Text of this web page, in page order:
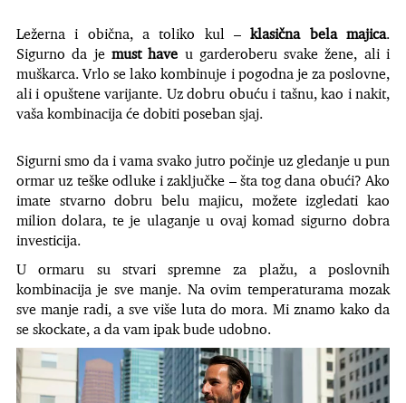
Ležerna i obična, a toliko kul –klasična bela majica.
Sigurno da je must have u garderoberu svake žene, ali i
muškarca. Vrlo se lako kombinuje i pogodna je za poslovne,
ali i opuštene varijante. Uz dobru obuću i tašnu, kao i nakit,
vaša kombinacija će dobiti poseban sjaj.
Sigurni smo da i vama svako jutro počinje uz gledanje u pun
ormar uz teške odluke i zaključke – šta tog dana obući? Ako
imate stvarno dobru belu majicu, možete izgledati kao
milion dolara, te je ulaganje u ovaj komad sigurno dobra
investicija.
U ormaru su stvari spremne za plažu, a poslovnih
kombinacija je sve manje. Na ovim temperaturama mozak
sve manje radi, a sve više luta do mora. Mi znamo kako da
se skockate, a da vam ipak bude udobno.